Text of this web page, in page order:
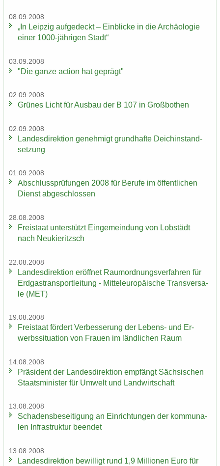
08.09.2008
„In Leip­zig auf­ge­deckt – Ein­bli­cke in die Ar­chäo­lo­gie
einer 1000-​jährigen Stadt“
03.09.2008
"Die ganze ac­tion hat ge­prägt"
02.09.2008
Grü­nes Licht für Aus­bau der B 107 in Groß­bo­then
02.09.2008
Lan­des­di­rek­ti­on ge­neh­migt grund­haf­te Deich­in­stand­
set­zung
01.09.2008
Ab­schluss­prü­fun­gen 2008 für Be­ru­fe im öf­fent­li­chen
Dienst ab­ge­schlos­sen
28.08.2008
Frei­staat un­ter­stützt Ein­ge­mein­dung von Lob­städt
nach Neu­kie­ritzsch
22.08.2008
Lan­des­di­rek­ti­on er­öff­net Raum­ord­nungs­ver­fah­ren für
Erd­gas­trans­port­lei­tung - Mit­tel­eu­ro­päi­sche Trans­ver­sa­
le (MET)
19.08.2008
Frei­staat för­dert Ver­bes­se­rung der Lebens-​ und Er­
werbs­si­tua­ti­on von Frau­en im länd­li­chen Raum
14.08.2008
Prä­si­dent der Lan­des­di­rek­ti­on emp­fängt Säch­si­schen
Staats­mi­nis­ter für Um­welt und Land­wirt­schaft
13.08.2008
Scha­dens­be­sei­ti­gung an Ein­rich­tun­gen der kom­mu­na­
len In­fra­struk­tur be­en­det
13.08.2008
Lan­des­di­rek­ti­on be­wil­ligt rund 1,9 Mil­lio­nen Euro für